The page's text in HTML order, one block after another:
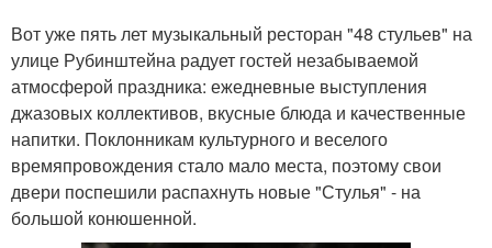
Вот уже пять лет музыкальный ресторан "48 стульев" на
улице Рубинштейна радует гостей незабываемой
атмосферой праздника: ежедневные выступления
джазовых коллективов, вкусные блюда и качественные
напитки. Поклонникам культурного и веселого
времяпровождения стало мало места, поэтому свои
двери поспешили распахнуть новые "Стулья" - на
большой конюшенной.